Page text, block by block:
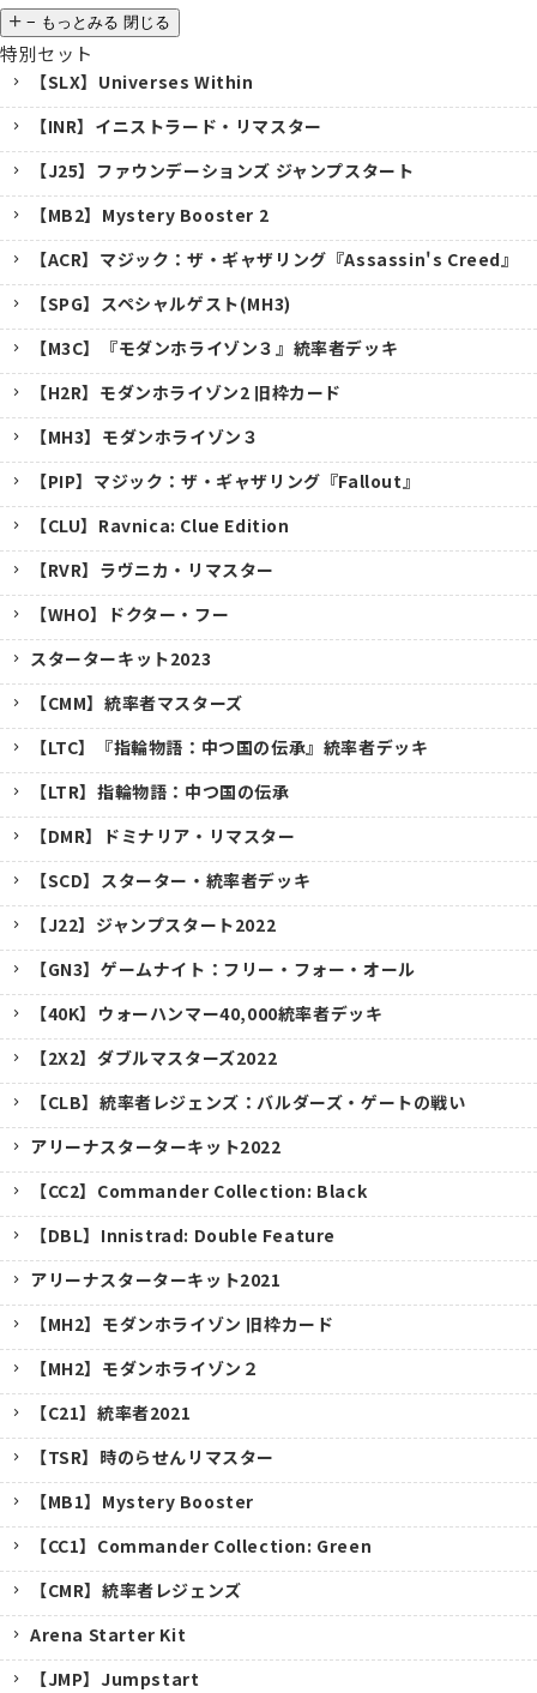
− もっとみる 閉じる
特別セット
【SLX】Universes Within
【INR】イニストラード・リマスター
【J25】ファウンデーションズ ジャンプスタート
【MB2】Mystery Booster 2
【ACR】マジック：ザ・ギャザリング『Assassin's Creed』
【SPG】スペシャルゲスト(MH3)
【M3C】『モダンホライゾン３』統率者デッキ
【H2R】モダンホライゾン2 旧枠カード
【MH3】モダンホライゾン３
【PIP】マジック：ザ・ギャザリング『Fallout』
【CLU】Ravnica: Clue Edition
【RVR】ラヴニカ・リマスター
【WHO】ドクター・フー
スターターキット2023
【CMM】統率者マスターズ
【LTC】『指輪物語：中つ国の伝承』統率者デッキ
【LTR】指輪物語：中つ国の伝承
【DMR】ドミナリア・リマスター
【SCD】スターター・統率者デッキ
【J22】ジャンプスタート2022
【GN3】ゲームナイト：フリー・フォー・オール
【40K】ウォーハンマー40,000統率者デッキ
【2X2】ダブルマスターズ2022
【CLB】統率者レジェンズ：バルダーズ・ゲートの戦い
アリーナスターターキット2022
【CC2】Commander Collection: Black
【DBL】Innistrad: Double Feature
アリーナスターターキット2021
【MH2】モダンホライゾン 旧枠カード
【MH2】モダンホライゾン２
【C21】統率者2021
【TSR】時のらせんリマスター
【MB1】Mystery Booster
【CC1】Commander Collection: Green
【CMR】統率者レジェンズ
Arena Starter Kit
【JMP】Jumpstart